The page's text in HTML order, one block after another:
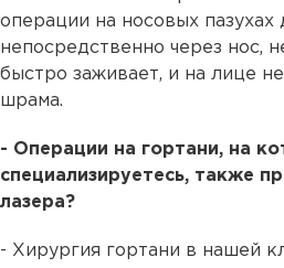
операции на носовых пазухах
непосредственно через нос,
быстро заживает, и на лице
шрама.
- Операции на гортани, на
специализируетесь, также
лазера?
- Хирургия гортани в нашей